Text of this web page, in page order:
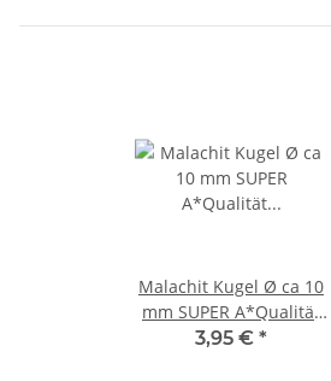
Malachit Kugel Ø ca 10
mm SUPER A*Qualität
schöne Farbe und
3,95 € *